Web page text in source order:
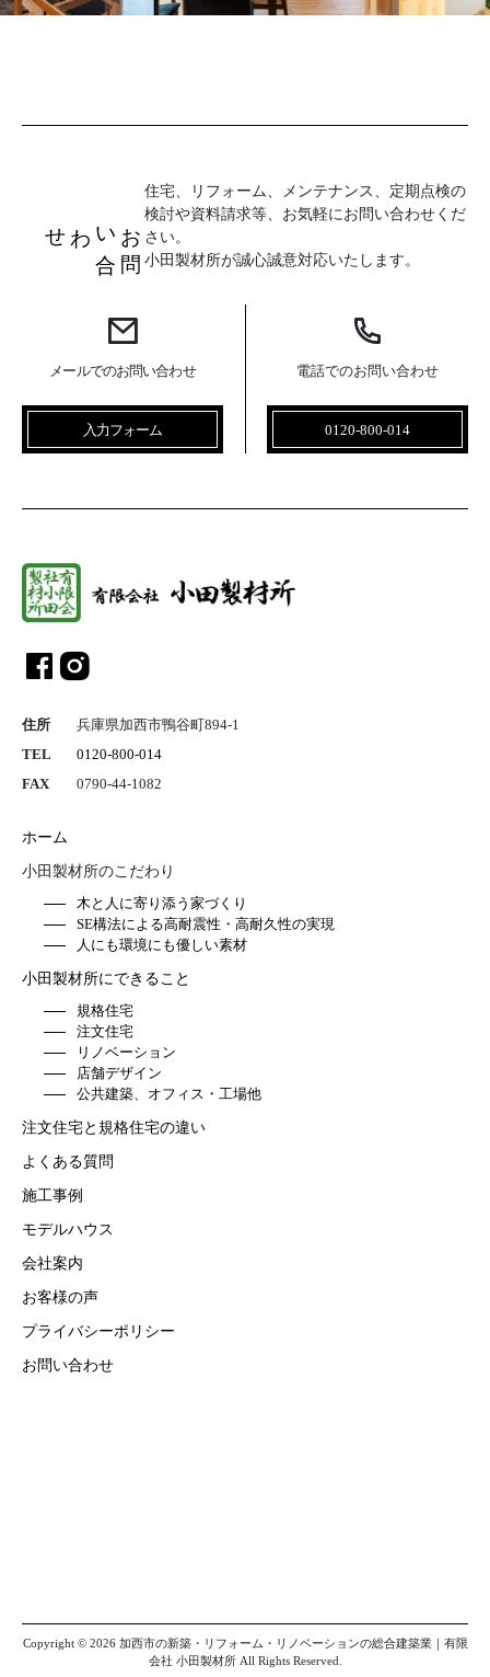
お
問
い
合
わせ
住宅、リフォーム、メンテナンス、定期点検の
検討や資料請求等、お気軽にお問い合わせくだ
さい。
小田製材所が誠心誠意対応いたします。
メールでのお問い合わせ
入力フォーム
電話でのお問い合わせ
0120-800-014
住所
兵庫県加西市鴨谷町894-1
TEL
0120-800-014
FAX
0790-44-1082
ホーム
小田製材所のこだわり
木と人に寄り添う家づくり
SE構法による高耐震性・高耐久性の実現
人にも環境にも優しい素材
小田製材所にできること
規格住宅
注文住宅
リノベーション
店舗デザイン
公共建築、オフィス・工場他
注文住宅と規格住宅の違い
よくある質問
施工事例
モデルハウス
会社案内
お客様の声
プライバシーポリシー
お問い合わせ
Copyright © 2026 加西市の新築・リフォーム・リノベーションの総合建築業｜有限
会社 小田製材所 All Rights Reserved.